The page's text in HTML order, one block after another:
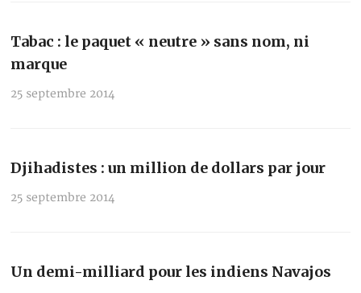
Tabac : le paquet « neutre » sans nom, ni
marque
25 septembre 2014
Djihadistes : un million de dollars par jour
25 septembre 2014
Un demi-milliard pour les indiens Navajos